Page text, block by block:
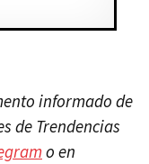
informado de
de Trendencias
o en